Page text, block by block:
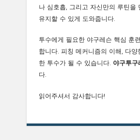
나 심호흡, 그리고 자신만의 루틴을
유지할 수 있게 도와줍니다.
투수에게 필요한 야구레슨 핵심 훈
합니다. 피칭 메커니즘의 이해, 다
한 투수가 될 수 있습니다. 야구투구
다.
읽어주셔서 감사합니다!